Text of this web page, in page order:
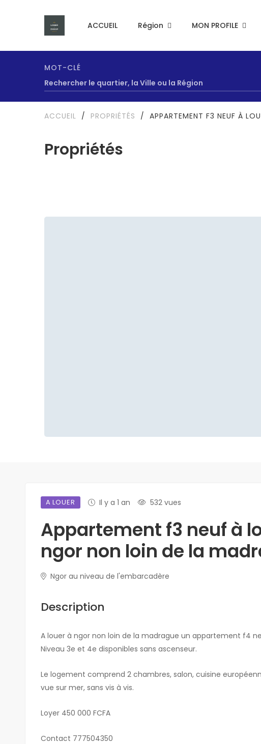
ACCUEIL Région MON PROFILE
MOT-CLÉ
Propriétés
ACCUEIL / PROPRIÉTÉS / APPARTEMENT F3 NEUF À
A LOUER Il y a 1 an 532 vues
Appartement f3 neuf à
ngor non loin de la
Ngor au niveau de l'embarcadère
Description
A louer à ngor non loin de la madrague un appartement f4
Niveau 3e et 4e disponibles sans ascenseur.
Le logement comprend 2 chambres, salon, cuisine
vue sur mer, sans vis à vis.
Loyer 450 000 FCFA
Contact 777504350